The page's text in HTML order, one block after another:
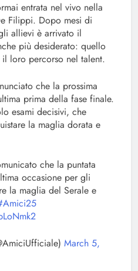
entrata nel vivo nella
Filippi. Dopo mesi di
allievi è arrivato il
più desiderato: quello
loro percorso nel talent.
che la prossima
prima della fase finale.
esami decisivi, che
la maglia dorata e
che la puntata
occasione per gli
la maglia del Serale e
March 5,